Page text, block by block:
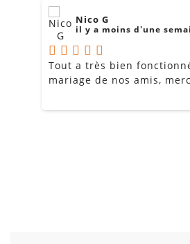
Nico G
il y a moins d'une
Tout a très bien
mariage de nos amis,